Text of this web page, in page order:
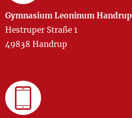
Gymnasium Leoninum Handrup
Hestruper Straße 1
49838 Handrup